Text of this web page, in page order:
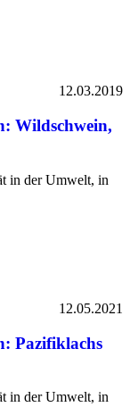
12.03.2019
Wildschwein,
in der Umwelt, in
12.05.2021
Pazifiklachs
in der Umwelt, in